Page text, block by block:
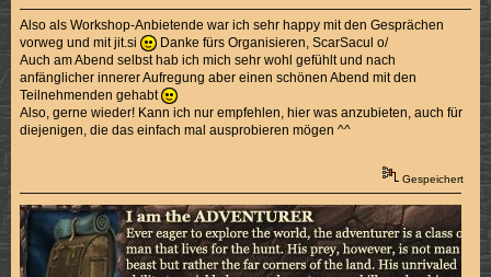
Also als Workshop-Anbietende war ich sehr happy mit den Gesprächen
vorweg und mit jit.si
Danke fürs Organisieren, ScarSacul o/
Auch am Abend selbst hab ich mich sehr wohl gefühlt und nach
anfänglicher innerer Aufregung aber einen schönen Abend mit den
Teilnehmenden gehabt
Also, gerne wieder! Kann ich nur empfehlen, hier was anzubieten, auch für
diejenigen, die das einfach mal ausprobieren mögen ^^
Gespeichert